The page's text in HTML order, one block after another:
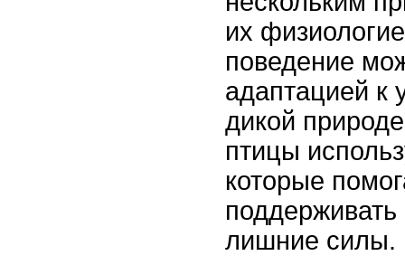
их
поведение
адаптацией к
дикой
птицы
которые
лишние силы.